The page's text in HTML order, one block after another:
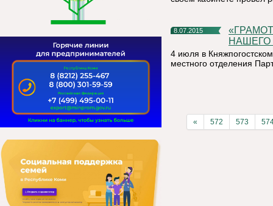
8.07.2015
«ГРАМОТНАЯ МОЛОДЕЖЬ – ЭТО ЦЕННЫЕ КАДРЫ
НАШЕГО
4 июля в
местного отделения
« 572 573